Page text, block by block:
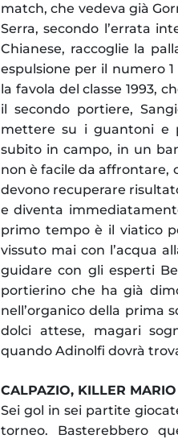
match, che vedeva già
Serra, secondo l’errata
Chianese, raccoglie la
espulsione per il numero
la favola del classe 1993,
il secondo portiere,
mettere su i guantoni e
subito in campo, in un
non è facile da affrontare,
devono recuperare
e diventa
primo tempo è il viatico
vissuto mai con l’acqua
guidare con gli esperti
portierino che ha già
nell’organico della prima
dolci attese, magari
quando Adinolfi dovrà
CALPAZIO, KILLER
Sei gol in sei partite
torneo. Basterebbero